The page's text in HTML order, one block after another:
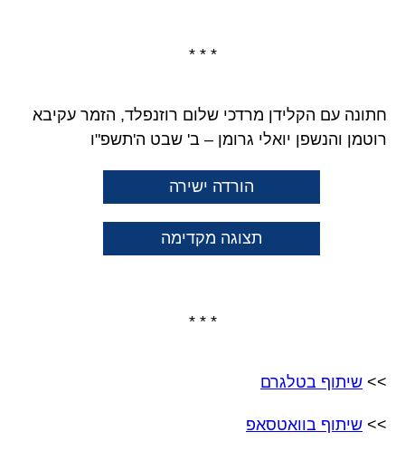
* * *
חתונה עם הקלידן מרדכי שלום רוזנפלד, הזמר עקיבא
רוטמן והנשפן יואלי גרומן – ב' שבט ה'תשפ"ו
הורדה ישירה
תצוגה מקדימה
* * *
>> שיתוף בטלגרם
>> שיתוף בוואטסאפ